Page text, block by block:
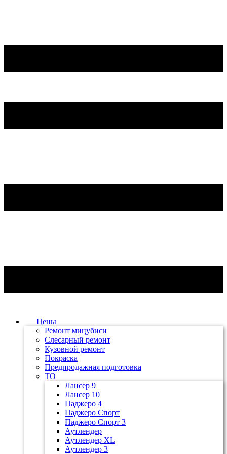
Цены
Ремонт мицубиси
Слесарный ремонт
Кузовной ремонт
Покраска
Предпродажная подготовка
ТО
Лансер 9
Лансер 10
Паджеро 4
Паджеро Спорт
Паджеро Спорт 3
Аутлендер
Аутлендер ХL
Аутлендер 3